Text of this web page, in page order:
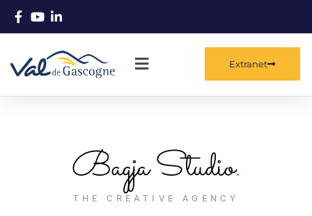
Extranet
Bagja Studio.
THE CREATIVE AGENCY